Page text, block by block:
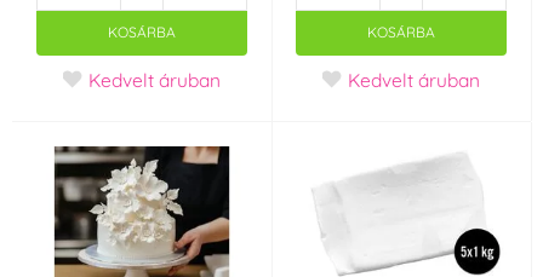
KOSÁRBA
Kedvelt áruban
KOSÁRBA
Kedvelt áruban